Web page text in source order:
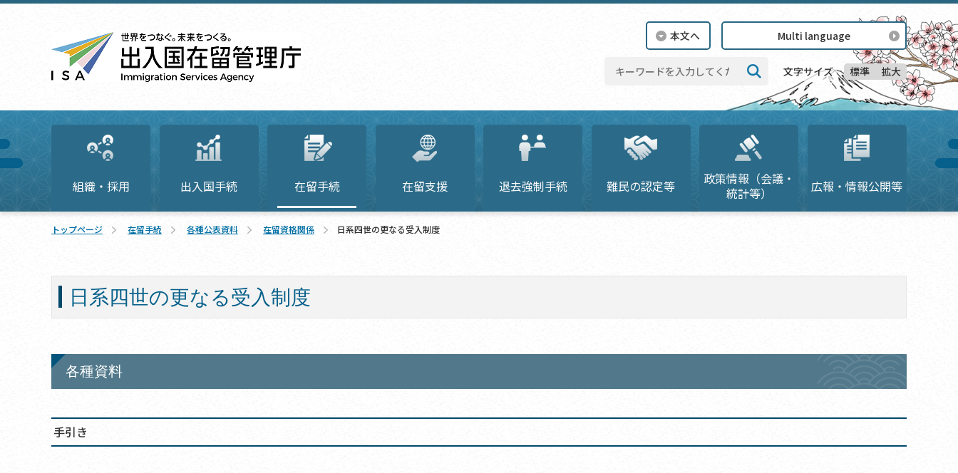
本文へ Multi language
検索 文字サイズ 標準 拡大
組織・採用 出入国手続 在留手続 在留支援 退去強制手続 難民の認定等
政策情報（会議・
統計等）
広報・情報公開等
トップページ 在留手続 各種公表資料 在留資格関係 日系四世の更なる受入制度
日系四世の更なる受入制度
各種資料
手引き